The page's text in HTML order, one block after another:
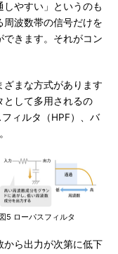
やすい」というのも
波数帯の信号だけを
きます。それがコン
まな方式があります
として多用されるの
ィルタ（HPF）、バ
図5 ローパスフィルタ
から出力が次第に低下